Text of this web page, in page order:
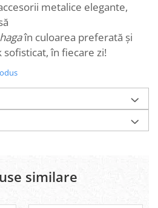
metalice elegante,
în culoarea preferată și
în fiecare zi!
similare